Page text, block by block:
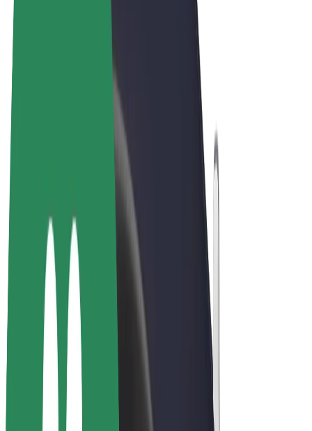
สกู๊ตเตอร์
Bolt Market
Bolt Food
Bolt Drive
Bolt for Business
จักรยานไฟฟ้า
Bolt Plus